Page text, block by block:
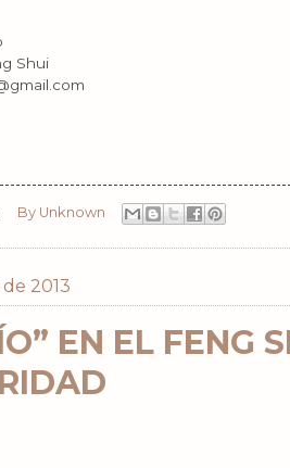
Shui
By Unknown
2013
EN EL FENG